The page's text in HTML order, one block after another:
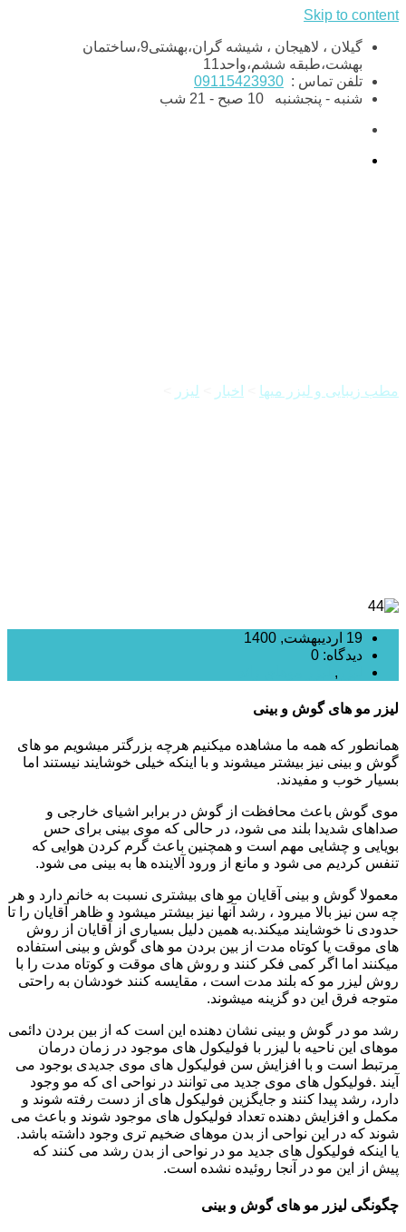
Skip to content
گیلان ، لاهیجان ، شیشه گران،بهشتی9،ساختمان
بهشت،طبقه ششم،واحد11
تلفن تماس : 09115423930
شنبه - پنجشنبه
مطب زیبایی و لیزر میها اخبار لیزر
19 اردیبهشت, 1400
دیدگاه: 0
,
لیزر مو های گوش و بینی
همانطور که همه ما مشاهده میکنیم هرچه بزرگتر میشویم مو های
گوش و بینی نیز بیشتر میشوند و با اینکه خیلی خوشایند نیستند اما
بسیار خوب و مفیدند.
موی گوش باعث محافظت از گوش در برابر اشیای خارجی و
صداهای شدیدا بلند می شود، در حالی که موی بینی برای حس
بویایی و چشایی مهم است و همچنین باعث گرم کردن هوایی که
تنفس کردیم می شود و مانع از ورود آلاینده ها به بینی می شود.
معمولا گوش و بینی آقایان مو های بیشتری نسبت به خانم دارد و هر
چه سن نیز بالا میرود ، رشد آنها نیز بیشتر میشود و ظاهر آقایان را تا
حدودی نا خوشایند میکند.به همین دلیل بسیاری از آقایان از روش
های موقت یا کوتاه مدت از بین بردن مو های گوش و بینی استفاده
میکنند اما اگر کمی فکر کنند و روش های موقت و کوتاه مدت را با
روش لیزر مو که بلند مدت است ، مقایسه کنند خودشان به راحتی
متوجه فرق این دو گزینه میشوند.
رشد مو در گوش و بینی نشان دهنده این است که از بین بردن دائمی
موهای این ناحیه با لیزر با فولیکول های موجود در زمان درمان
مرتبط است و با افزایش سن فولیکول های موی جدیدی بوجود می
آیند .فولیکول های موی جدید می توانند در نواحی ای که مو وجود
دارد، رشد پیدا کنند و جایگزین فولیکول های از دست رفته شوند و
مکمل و افزایش دهنده تعداد فولیکول های موجود شوند و باعث می
شوند که در این نواحی از بدن موهای ضخیم تری وجود داشته باشد.
یا اینکه فولیکول های جدید مو در نواحی از بدن رشد می کنند که
پیش از این مو در آنجا روئیده نشده است.
چگونگی لیزر مو های گوش و بینی